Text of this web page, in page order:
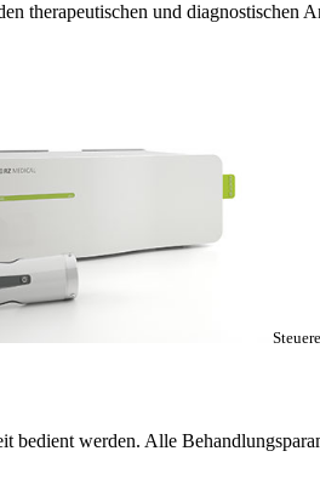
therapeutischen und diagnostischen
werden. Alle